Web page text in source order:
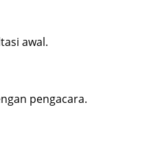
awal.
pengacara.